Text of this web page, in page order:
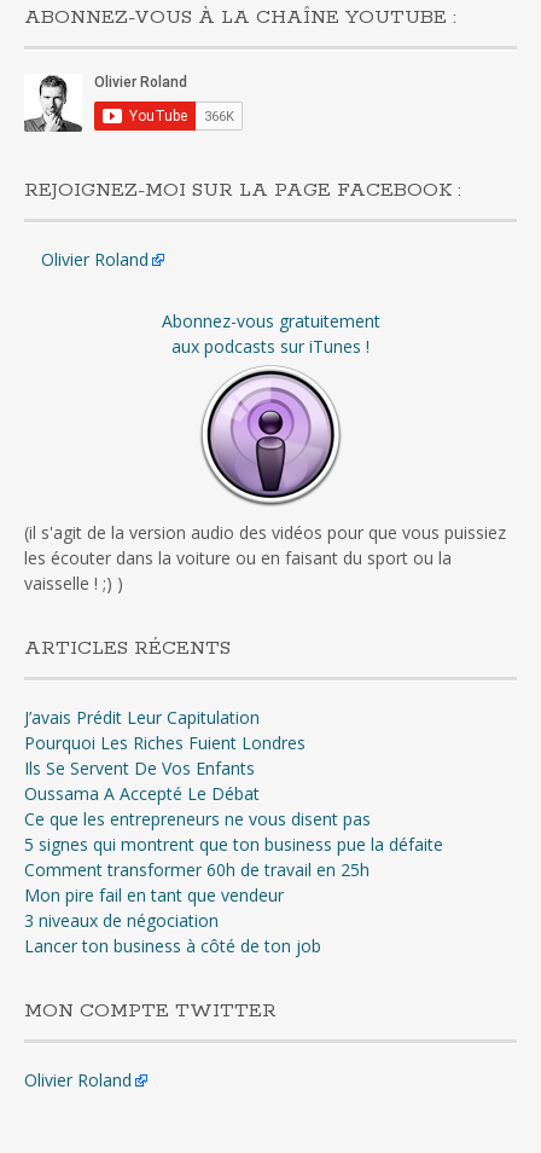
ABONNEZ-VOUS À LA CHAÎNE YOUTUBE :
REJOIGNEZ-MOI SUR LA PAGE FACEBOOK :
Olivier Roland
Abonnez-vous gratuitement
aux podcasts sur iTunes !
(il s'agit de la version audio des vidéos pour que vous puissiez
les écouter dans la voiture ou en faisant du sport ou la
vaisselle ! ;) )
ARTICLES RÉCENTS
J’avais Prédit Leur Capitulation
Pourquoi Les Riches Fuient Londres
Ils Se Servent De Vos Enfants
Oussama A Accepté Le Débat
Ce que les entrepreneurs ne vous disent pas
5 signes qui montrent que ton business pue la défaite
Comment transformer 60h de travail en 25h
Mon pire fail en tant que vendeur
3 niveaux de négociation
Lancer ton business à côté de ton job
MON COMPTE TWITTER
Olivier Roland